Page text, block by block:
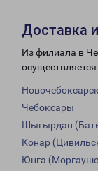
Доставка
Из филиала в
Новочебоксарск
Чебоксары
Шыгырдан
Конар
Юнга